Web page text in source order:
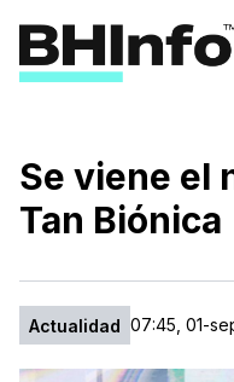
Se viene el
Tan Biónica
Actualidad 07:45, 01-